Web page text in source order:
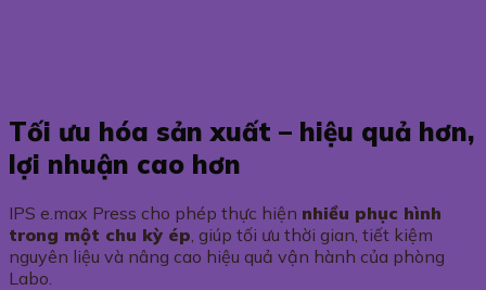
Tối ưu hóa sản xuất – hiệu quả hơn,
lợi nhuận cao hơn
IPS e.max Press cho phép thực hiện nhiều phục hình
trong một chu kỳ ép , giúp tối ưu thời gian, tiết kiệm
nguyên liệu và nâng cao hiệu quả vận hành của phòng
Labo.